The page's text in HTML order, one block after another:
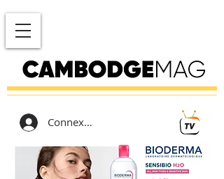
Connexion